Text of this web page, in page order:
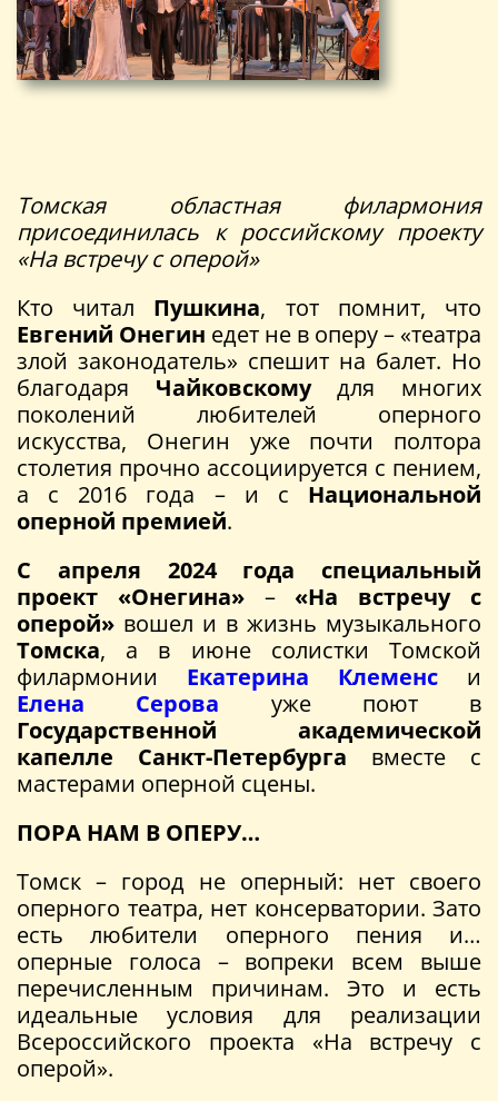
Томская областная филармония
присоединилась к российскому проекту
«На встречу с оперой»
Кто читал Пушкина, тот помнит, что
Евгений Онегин едет не в оперу – «театра
злой законодатель» спешит на балет. Но
благодаря Чайковскомудля многих
поколений любителей оперного
искусства, Онегин уже почти полтора
столетия прочно ассоциируется с пением,
а с 2016 года – и с Национальной
оперной премией.
С апреля 2024 года специальный
проект «Онегина»–«На встречу с
оперой» вошел и в жизнь музыкального
Томска, а в июне солистки Томской
филармонии Екатерина Клеменс и
Елена Серова уже поют в
Государственной академической
капелле Санкт-Петербурга вместе с
мастерами оперной сцены.
ПОРА НАМ В ОПЕРУ…
Томск – город не оперный: нет своего
оперного театра, нет консерватории. Зато
есть любители оперного пения и…
оперные голоса – вопреки всем выше
перечисленным причинам. Это и есть
идеальные условия для реализации
Всероссийского проекта «На встречу с
оперой».